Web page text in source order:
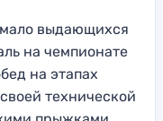
выдающихся
на чемпионате
на этапах
технической